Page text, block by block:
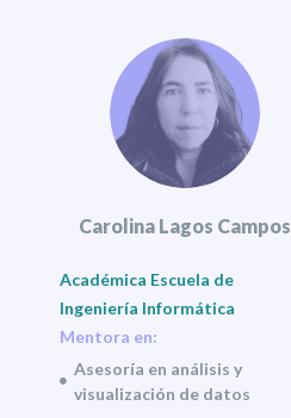
Carolina Lagos Campos
Académica Escuela de
Ingeniería Informática
Mentora en:
Asesoría en análisis y
visualización de datos